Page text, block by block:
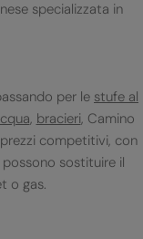
specializzata in
per le stufe al
, bracieri, Camino
competitivi, con
sostituire il
o gas.